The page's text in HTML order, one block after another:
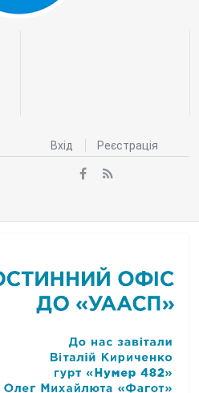
Вхід Реєстрація